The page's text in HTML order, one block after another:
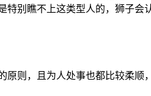
别瞧不上这类型人的，狮子
则，且为人处事也都比较柔